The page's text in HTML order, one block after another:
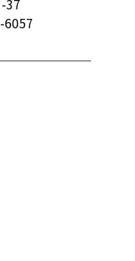
37